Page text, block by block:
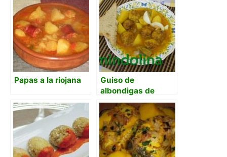
Papas a la riojana
Guiso de
albondigas de
bacalao y patatas